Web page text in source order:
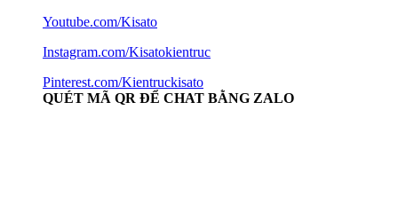
Youtube.com/Kisato
Instagram.com/Kisatokientruc
Pinterest.com/Kientruckisato
QUÉT MÃ QR ĐỂ CHAT BẰNG ZALO